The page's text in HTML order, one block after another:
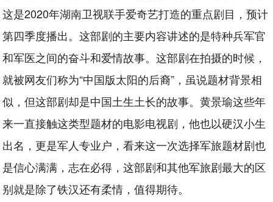
这是2020年湖南卫视联手爱奇艺打造的重点剧目，预计
第四季度播出。这部剧的主要内容讲述的是特种兵军官
和军医之间的奋斗和爱情故事。这部剧在拍摄的时候，
就被网友们称为“中国版太阳的后裔”，虽说题材背景相
似，但这部剧却是中国土生土长的故事。黄景瑜这些年
来一直接触这类型题材的电影电视剧，他也以硬汉小生
出名，更是军人专业户，看来这一次选择军旅题材剧也
是信心满满，志在必得，这部剧和其他军旅剧最大的区
别就是除了铁汉还有柔情，值得期待。